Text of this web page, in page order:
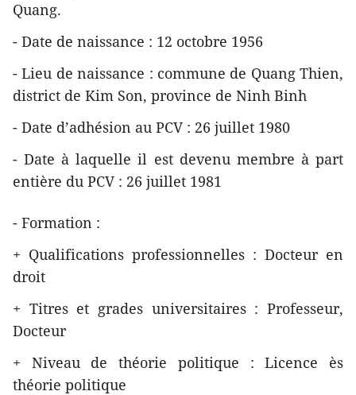
Quang.
- Date de naissance : 12 octobre 1956
- Lieu de naissance : commune de ​Quang Thien,
district de ​Kim Son, province de ​Ninh Binh
- Date d’adhésion au PCV : 26 juillet 1980
- Date à laquelle il est devenu membre à part
entière du PCV : 26 juillet 1981
- Formation :
+ Qualifications professionnelles : ​Docteur en
droit
+ Titres et grades universitaires : Professeur,
Docteur
+ Niveau de théorie politique : Licence ès
théorie politique